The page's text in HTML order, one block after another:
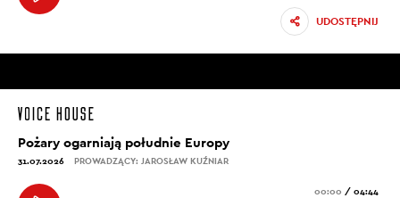
UDOSTĘPNIJ
Pożary ogarniają południe Europy
31.07.2026 PROWADZĄCY: JAROSŁAW KUŹNIAR
00:00 / 04:44